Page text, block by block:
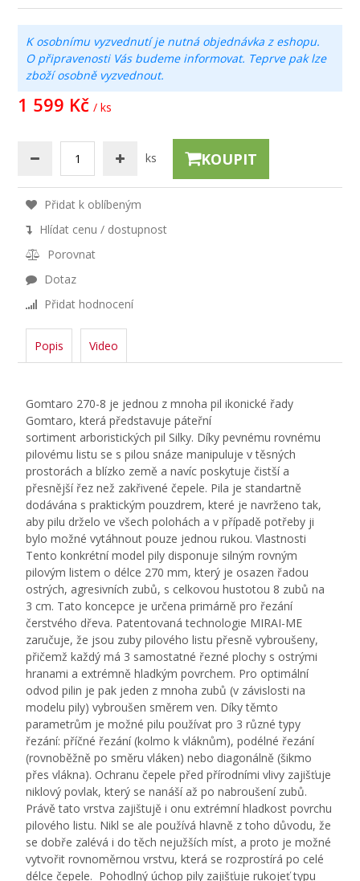
K osobnímu vyzvednutí je nutná objednávka z eshopu.
O připravenosti Vás budeme informovat. Teprve pak lze
zboží osobně vyzvednout.
1 599 Kč / ks
ks KOUPIT
Přidat k oblíbeným
Hlídat cenu / dostupnost
Porovnat
Dotaz
Přidat hodnocení
Popis Video
Gomtaro 270-8 je jednou z mnoha pil ikonické řady
Gomtaro, která představuje páteřní
sortiment arboristických pil Silky. Díky pevnému rovnému
pilovému listu se s pilou snáze manipuluje v těsných
prostorách a blízko země a navíc poskytuje čistší a
přesnější řez než zakřivené čepele. Pila je standartně
dodávána s praktickým pouzdrem, které je navrženo tak,
aby pilu drželo ve všech polohách a v případě potřeby ji
bylo možné vytáhnout pouze jednou rukou. Vlastnosti
Tento konkrétní model pily disponuje silným rovným
pilovým listem o délce 270 mm, který je osazen řadou
ostrých, agresivních zubů, s celkovou hustotou 8 zubů na
3 cm. Tato koncepce je určena primárně pro řezání
čerstvého dřeva. Patentovaná technologie MIRAI-ME
zaručuje, že jsou zuby pilového listu přesně vybroušeny,
přičemž každý má 3 samostatné řezné plochy s ostrými
hranami a extrémně hladkým povrchem. Pro optimální
odvod pilin je pak jeden z mnoha zubů (v závislosti na
modelu pily) vybroušen směrem ven. Díky těmto
parametrům je možné pilu používat pro 3 různé typy
řezání: příčné řezání (kolmo k vláknům), podélné řezání
(rovnoběžně po směru vláken) nebo diagonálně (šikmo
přes vlákna). Ochranu čepele před přírodními vlivy zajišťuje
niklový povlak, který se nanáší až po nabroušení zubů.
Právě tato vrstva zajištujě i onu extrémní hladkost povrchu
pilového listu. Nikl se ale používá hlavně z toho důvodu, že
se dobře zalévá i do těch nejužších míst, a proto je možné
vytvořit rovnoměrnou vrstvu, která se rozprostírá po celé
délce čepele. Pohodlný úchop pily zajišťuje rukojeť typu